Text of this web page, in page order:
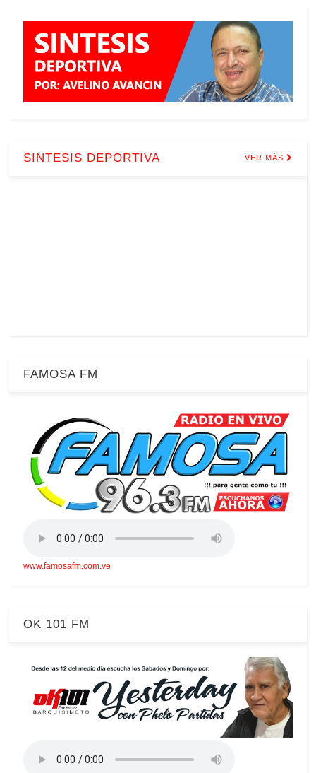
SINTESIS DEPORTIVA VER MÁS
FAMOSA FM
www.famosafm.com.ve
OK 101 FM